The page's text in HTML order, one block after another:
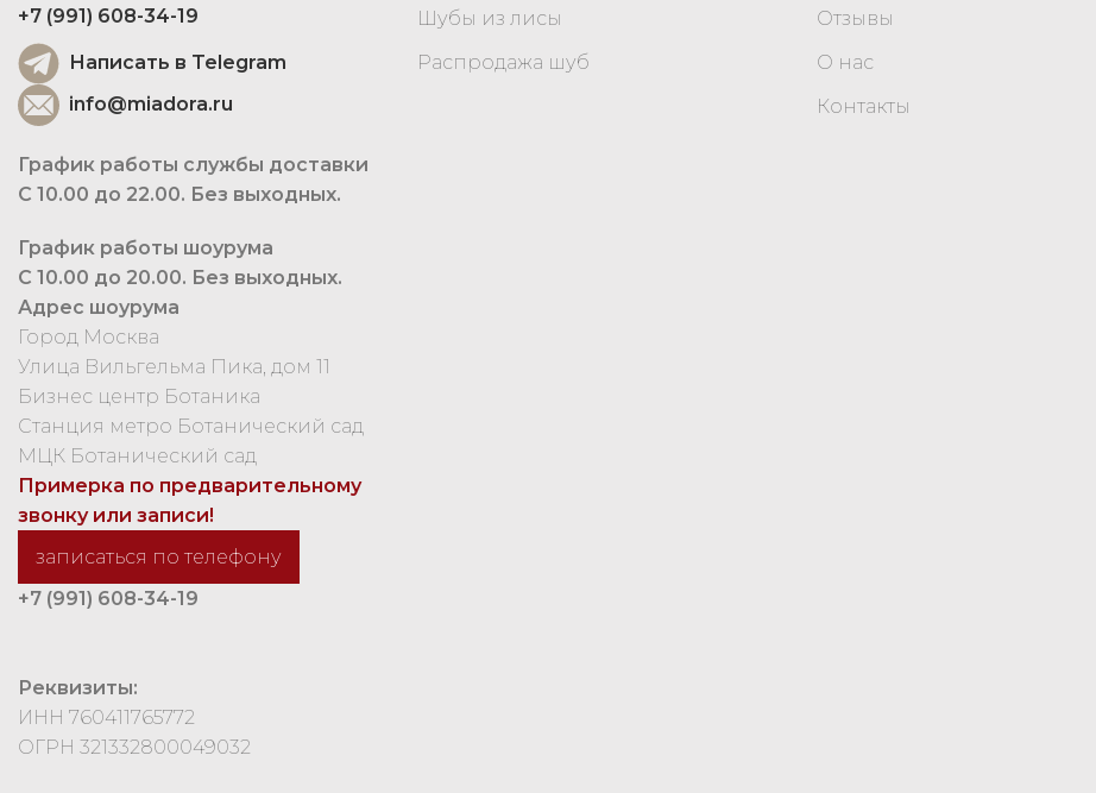
+7 (991) 608-34-19
Написать в Telegram
info@miadora.ru
График работы службы доставки
С 10.00 до 22.00. Без выходных.
График работы шоурума
С 10.00 до 20.00. Без выходных.
Адрес шоурума
Город Москва
Улица Вильгельма Пика, дом 11
Бизнес центр Ботаника
Станция метро Ботанический сад
МЦК Ботанический сад
Примерка по предварительному
звонку или записи!
записаться по телефону
+7 (991) 608-34-19
Реквизиты:
ИНН 760411765772
ОГРН 321332800049032
Шубы из лисы
Распродажа шуб
Отзывы
О нас
Контакты